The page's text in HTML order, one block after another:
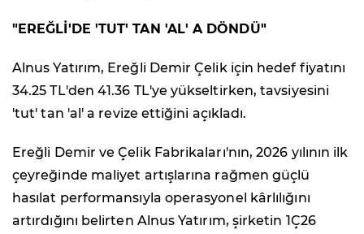
"EREĞLİ'DE 'TUT' TAN 'AL' A DÖNDÜ"
Alnus Yatırım, Ereğli Demir Çelik için hedef fiyatını
34.25 TL'den 41.36 TL'ye yükseltirken, tavsiyesini
'tut' tan 'al' a revize ettiğini açıkladı.
Ereğli Demir ve Çelik Fabrikaları'nın, 2026 yılının ilk
çeyreğinde maliyet artışlarına rağmen güçlü
hasılat performansıyla operasyonel kârlılığını
artırdığını belirten Alnus Yatırım, şirketin 1Ç26